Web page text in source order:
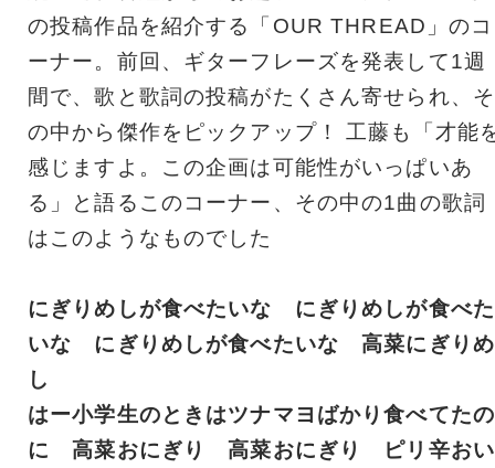
の投稿作品を紹介する「OUR THREAD」のコ
ーナー。前回、ギターフレーズを発表して1週
間で、歌と歌詞の投稿がたくさん寄せられ、そ
の中から傑作をピックアップ！ 工藤も「才能
感じますよ。この企画は可能性がいっぱいあ
る」と語るこのコーナー、その中の1曲の歌詞
はこのようなものでした
にぎりめしが食べたいな にぎりめしが食べた
いな にぎりめしが食べたいな 高菜にぎりめ
し
はー小学生のときはツナマヨばかり食べてたの
に 高菜おにぎり 高菜おにぎり ピリ辛おい